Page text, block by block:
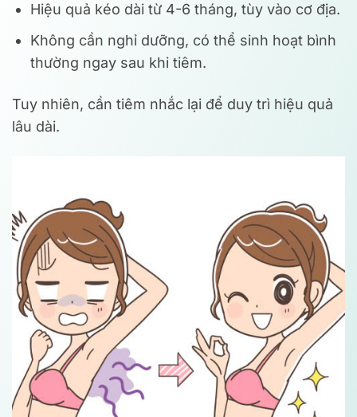
Hiệu quả kéo dài từ 4-6 tháng, tùy vào cơ địa.
Không cần nghỉ dưỡng, có thể sinh hoạt bình
thường ngay sau khi tiêm.
Tuy nhiên, cần tiêm nhắc lại để duy trì hiệu quả
lâu dài.